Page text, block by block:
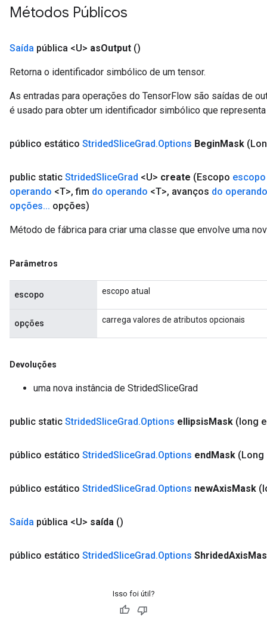
Métodos Públicos
Saída pública <U> asOutput ()
Retorna o identificador simbólico de um tensor.
As entradas para operações do TensorFlow são saídas de
é usado para obter um identificador simbólico que
público estático StridedSliceGrad.Options BeginMask
public static StridedSliceGrad <U> create (Escopo escopo
operando <T>, fim do operando <T>, avanços do operando
opções... opções)
Método de fábrica para criar uma classe que envolve uma
Parâmetros
escopo escopo atual
opções carrega valores de atributos opcionais
Devoluções
uma nova instância de StridedSliceGrad
public static StridedSliceGrad.Options ellipsisMask (long
público estático StridedSliceGrad.Options endMask (Long
público estático StridedSliceGrad.Options newAxisMask
Saída pública <U> saída ()
público estático StridedSliceGrad.Options ShridedAxis
Isso foi útil?